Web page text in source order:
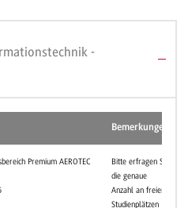
-
Bemerkungen
Premium AEROTEC
Bitte erfragen Sie
die genaue
Anzahl an freien
Studienplätzen